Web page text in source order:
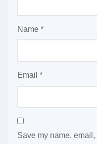
Name *
Email *
Save my name,